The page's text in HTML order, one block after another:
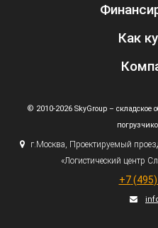
Как
© 2010-2026 SkyGroup – складское
г. Москва, Проектируемый
«Логистический центр
+7 (495